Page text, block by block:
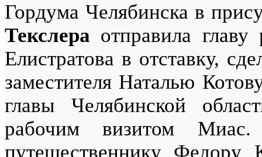
Гордума Челябинска в
Текслера отправила
Елистратова в отставку,
заместителя Наталью
главы Челябинской
рабочим визитом
путешественнику Федору